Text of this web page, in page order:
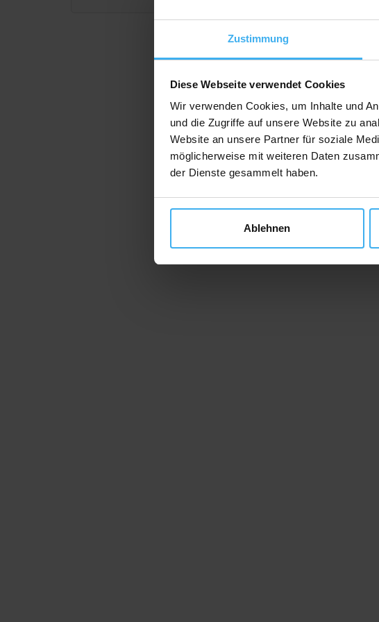
Zustimmung
Diese Webseite verwendet Cookies
Wir verwenden Cookies, um Inhalte und
und die Zugriffe auf unsere Website zu
Website an unsere Partner für soziale
möglicherweise mit weiteren Daten
der Dienste gesammelt haben.
Ablehnen